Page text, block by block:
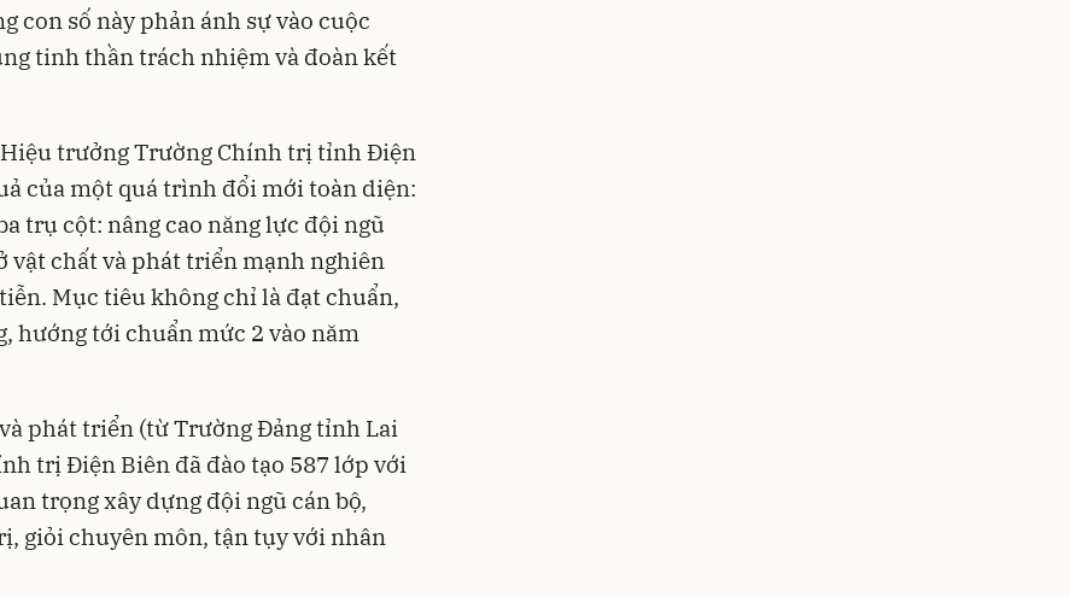
con số này phản ánh sự vào cuộc
tinh thần trách nhiệm và đoàn kết
Hiệu trưởng Trường Chính trị tỉnh Điện
của một quá trình đổi mới toàn diện:
trụ cột: nâng cao năng lực đội ngũ
vật chất và phát triển mạnh nghiên
Mục tiêu không chỉ là đạt chuẩn,
hướng tới chuẩn mức 2 vào năm
phát triển (từ Trường Đảng tỉnh Lai
trị Điện Biên đã đào tạo 587 lớp với
trọng xây dựng đội ngũ cán bộ,
giỏi chuyên môn, tận tụy với nhân